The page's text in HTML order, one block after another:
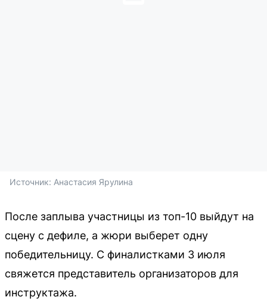
Источник: Анастасия Ярулина
После заплыва участницы из топ-10 выйдут на
сцену с дефиле, а жюри выберет одну
победительницу. С финалистками 3 июля
свяжется представитель организаторов для
инструктажа.